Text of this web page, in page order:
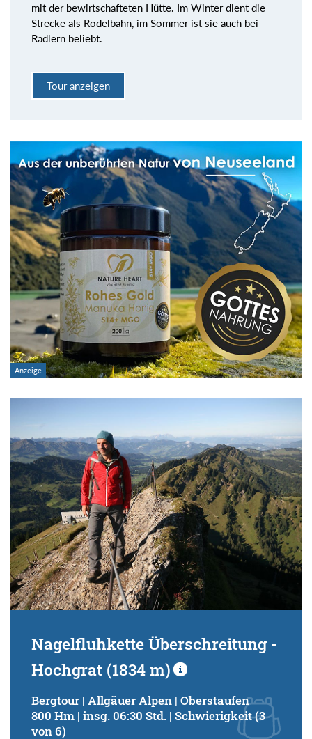
mit der bewirtschafteten Hütte. Im Winter dient die
Strecke als Rodelbahn, im Sommer ist sie auch bei
Radlern beliebt.
Tour anzeigen
Nagelfluhkette Überschreitung -
Hochgrat (1834 m)
Bergtour | Allgäuer Alpen | Oberstaufen
800 Hm | insg. 06:30 Std. | Schwierigkeit (3
von 6)